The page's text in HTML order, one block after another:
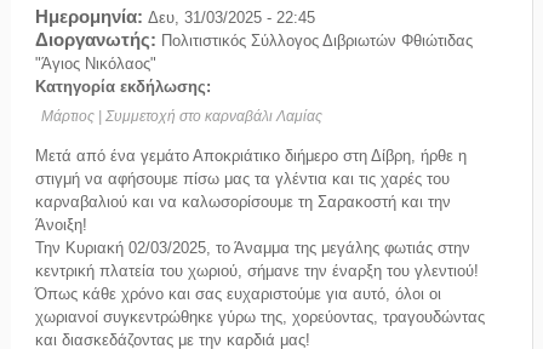
Ημερομηνία: Δευ, 31/03/2025 - 22:45
Διοργανωτής: Πολιτιστικός Σύλλογος Διβριωτών Φθιώτιδας
"Άγιος Νικόλαος"
Κατηγορία εκδήλωσης:
Μάρτιος | Συμμετοχή στο καρναβάλι Λαμίας
Μετά από ένα γεμάτο Αποκριάτικο διήμερο στη Δίβρη, ήρθε η
στιγμή να αφήσουμε πίσω μας τα γλέντια και τις χαρές του
καρναβαλιού και να καλωσορίσουμε τη Σαρακοστή και την
Άνοιξη!
Την Κυριακή 02/03/2025, το Άναμμα της μεγάλης φωτιάς στην
κεντρική πλατεία του χωριού, σήμανε την έναρξη του γλεντιού!
Όπως κάθε χρόνο και σας ευχαριστούμε για αυτό, όλοι οι
χωριανοί συγκεντρώθηκε γύρω της, χορεύοντας, τραγουδώντας
και διασκεδάζοντας με την καρδιά μας!